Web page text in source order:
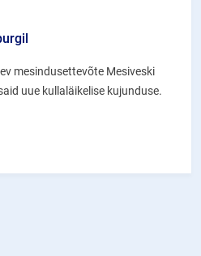
mesindusettevõte Mesiveski
uue kullaläikelise kujunduse.